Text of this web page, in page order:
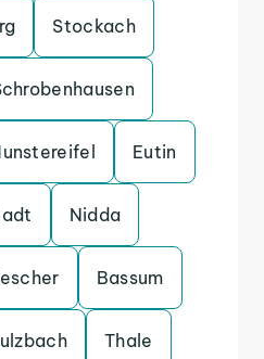
Stockach
Eutin
Nidda
Bassum
Thale